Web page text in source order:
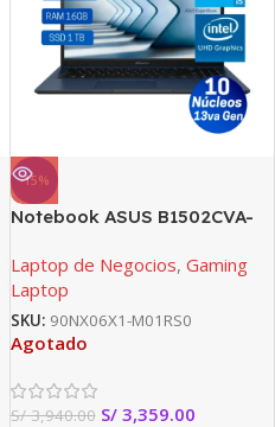
-15%
Notebook ASUS B1502CVA-
Core i5-1335U hasta 4.6GHz,
16GB DDR4
Laptop de Negocios, Gaming
Laptop
SKU: 90NX06X1-M01RS0
Agotado
S/3,940.00 S/3,359.00